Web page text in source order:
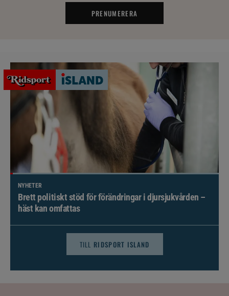
PRENUMERERA
NYHETER
Brett politiskt stöd för förändringar i djursjukvården –
häst kan omfattas
TILL RIDSPORT ISLAND